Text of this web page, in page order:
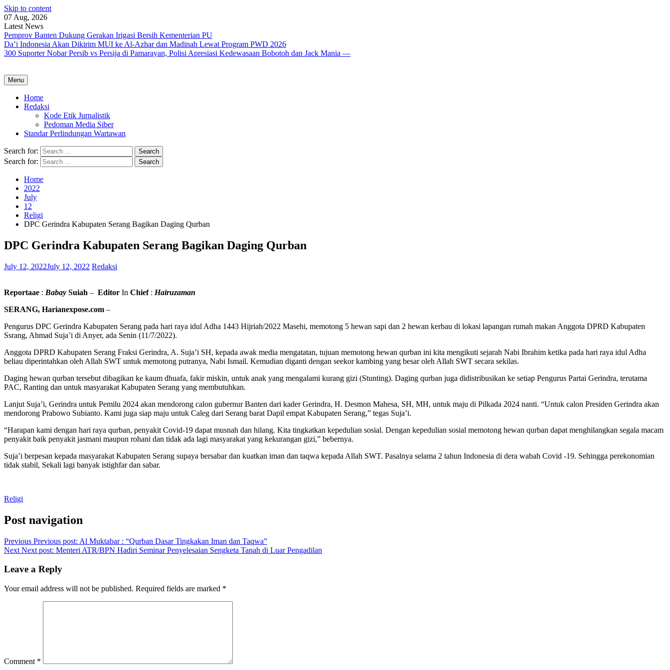
Skip to content
07 Aug, 2026
Latest News
Pemprov Banten Dukung Gerakan Irigasi Bersih Kementerian PU
Da’i Indonesia Akan Dikirim MUI ke Al-Azhar dan Madinah Lewat Program PWD 2026
300 Suporter Nobar Persib vs Persija di Pamarayan, Polisi Apresiasi Kedewasaan Bobotoh dan Jack Mania —
Menu
Home
Redaksi
Kode Etik Jurnalistik
Pedoman Media Siber
Standar Perlindungan Wartawan
Search for:
Search for:
Home
2022
July
12
Religi
DPC Gerindra Kabupaten Serang Bagikan Daging Qurban
DPC Gerindra Kabupaten Serang Bagikan Daging Qurban
July 12, 2022July 12, 2022 Redaksi
Reportaae : Babay Suiah – Editor In Chief: Hairuzaman
SERANG, Harianexpose.com –
Pengurus DPC Gerindra Kabupaten Serang pada hari raya idul Adha 1443 Hijriah/2022 Masehi, memotong 5 hewan sapi dan 2 hewan kerbau di lokasi lapangan rumah makan Anggota DPRD Kabupaten
Ssrang, Ahmad Suja’i di Anyer, ada Senin (11/7/2022).
Anggota DPRD Kabupaten Serang Fraksi Gerindra, A. Suja’i SH, kepada awak media mengatatan, tujuan memotong hewan qurban ini kita mengikuti sejarah Nabi Ibrahim ketika pada hari raya idul Adha
beliau diperintahkan oleh Allah SWT untuk memotong putranya, Nabi Ismail. Kemudian diganti dengan seekor kambing yang besar oleh Allah SWT secara sekilas.
Daging hewan qurban tersebut dibagikan ke kaum dhuafa, fakir miskin, untuk anak yang mengalami kurang gizi (Stunting). Daging qurban juga didistribusikan ke setiap Pengurus Partai Gerindra, terutama
PAC, Ranting dan untuk masyarakat Kabupaten Serang yang membutuhkan.
Lanjut Suja’i, Gerindra untuk Pemilu 2024 akan mendorong calon gubernur Banten dari kader Gerindra, H. Desmon Mahesa, SH, MH, untuk maju di Pilkada 2024 nanti. “Untuk calon Presiden Gerindra akan
mendorong Prabowo Subianto. Kami juga siap maju untuk Caleg dari Serang barat Dapil empat Kabupaten Serang,” tegas Suja’i.
“Harapan kami dengan hari raya qurban, penyakit Covid-19 dapat musnah dan hilang. Kita tingkatkan kepedulian sosial. Dengan kepedulian sosial memotong hewan qurban dapat menghilangkan segala macam
penyakit baik penyakit jasmani maupun rohani dan tidak ada lagi masyarakat yang kekurangan gizi,” bebernya.
Suja’i berpesan kepada masyarakat Kabupaten Serang supaya bersabar dan kuatkan iman dan taqwa kepada Allah SWT. Pasalnya selama 2 tahun Indonesia di dera wabah Covid -19. Sehingga perekonomian
tidak stabil, Sekali lagi banyak istighfar dan sabar.
Religi
Post navigation
Previous Previous post: Al Muktabar : “Qurban Dasar Tingkakan Iman dan Taqwa”
Next Next post: Menteri ATR/BPN Hadiri Seminar Penyelesaian Sengketa Tanah di Luar Pengadilan
Leave a Reply
Your email address will not be published. Required fields are marked *
Comment *